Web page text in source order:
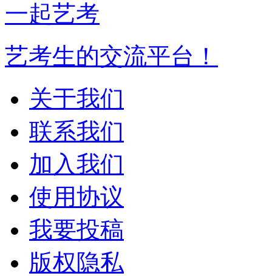
一起艺考
艺考生的交流平台！
关于我们
联系我们
加入我们
使用协议
我要投稿
版权隐私